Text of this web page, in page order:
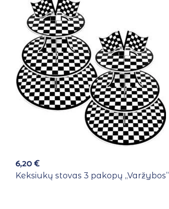
6,20€
Keksiukų stovas 3 pakopų ,,Varžybos”